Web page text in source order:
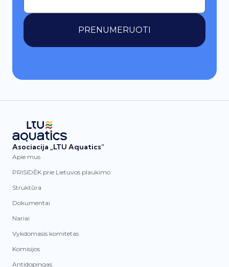
PRENUMERUOTI
Asociacija „LTU Aquatics“
Apie mus
PRISIDĖK prie Lietuvos plaukimo
Struktūra
Dokumentai
Nariai
Vykdomasis komitetas
Komisijos
Antidopingas